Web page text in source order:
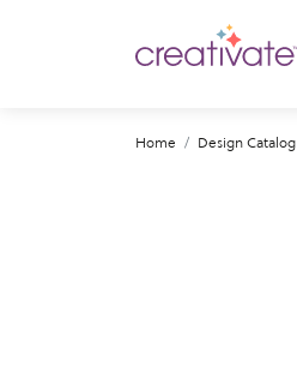
Home Design Catalog